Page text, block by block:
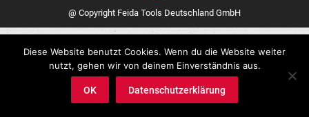
@ Copyright Feida Tools Deutschland GmbH
Diese Website benutzt Cookies. Wenn du die Website weiter
nutzt, gehen wir von deinem Einverständnis aus.
OK Datenschutzerklärung